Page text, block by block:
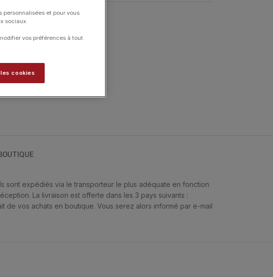
sont expédiés via le transporteur le plus adéquate en fonction
La livraison est offerte dans les 3 pays suivants :
vos achats en boutique. Vous serez alors informé par e-mail
personnalisées et pour vous
sociaux.
vos préférences à tout
cookies